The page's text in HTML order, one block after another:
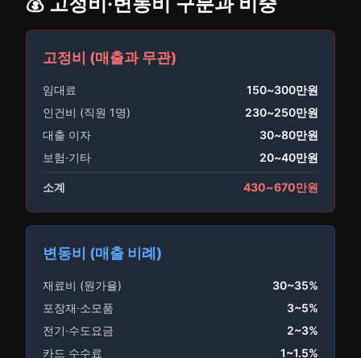
고정비 (매출과 무관)
임대료
150~300만원
인건비 (직원 1명)
230~250만원
대출 이자
30~80만원
보험·기타
20~40만원
소계 430~670만원
변동비 (매출 비례)
재료비 (원가율)
30~35%
포장재·소모품
3~5%
전기·수도요금
2~3%
카드 수수료
1~1.5%